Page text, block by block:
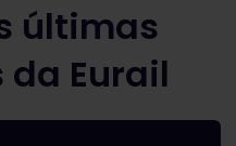
últimas
Eurail